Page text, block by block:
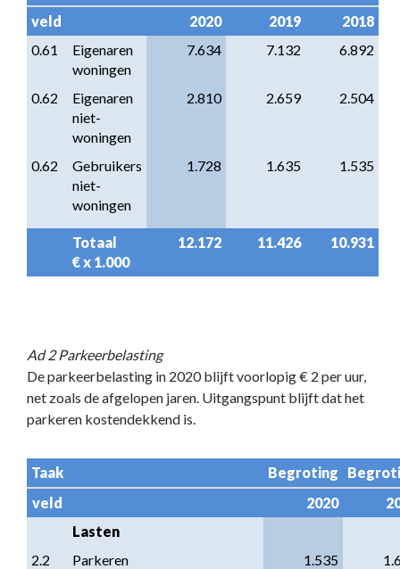
veld
2020 2019
2018
0.61
Eigenaren
woningen
7.634 7.132 6.892
0.62
Eigenaren
niet-
woningen
2.810 2.659 2.504
0.62
Gebruikers
niet-
woningen
1.728 1.635 1.535
Totaal
€ x 1.000
12.172 11.426 10.931
Ad 2 Parkeerbelasting
De parkeerbelasting in 2020 blijft voorlopig € 2 per uur,
net zoals de afgelopen jaren. Uitgangspunt blijft dat het
parkeren kostendekkend is.
Taak Begroting
veld
2020
Lasten
2.2
Parkeren 1.535